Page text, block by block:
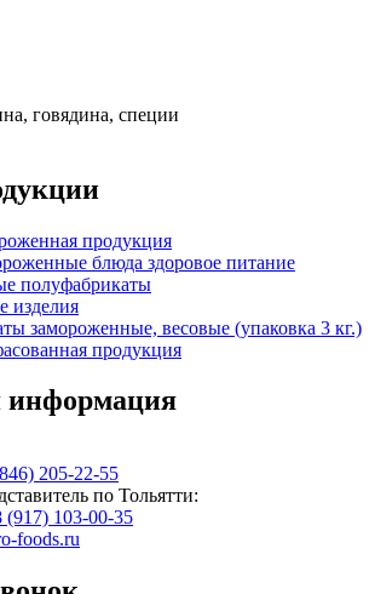
говядина, специи
продукция
блюда здоровое питание
полуфабрикаты
изделия
замороженные, весовые (упаковка 3 кг.)
продукция
информация
205-22-55
по Тольятти:
(917) 103-00-35
foods.ru